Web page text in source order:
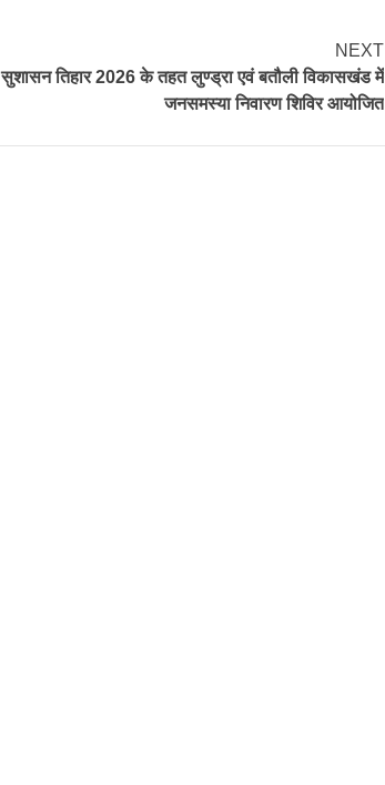
NEXT
सुशासन तिहार 2026 के तहत लुण्ड्रा एवं बतौली विकासखंड में
जनसमस्या निवारण शिविर आयोजित